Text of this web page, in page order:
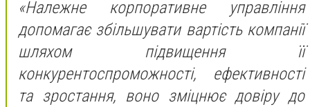
«Належне корпоративне управління
допомагає збільшувати вартість компанії
шляхом підвищення її
конкурентоспроможності, ефективності
та зростання, воно зміцнює довіру до